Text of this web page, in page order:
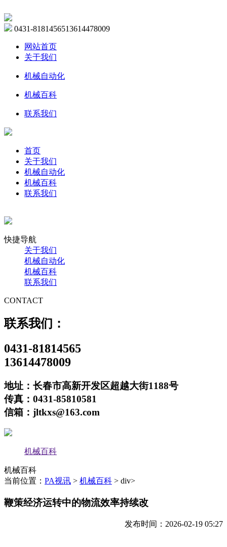
0431-8181456513614478009
网站首页
关于我们
机械自动化
机械百科
联系我们
首页
关于我们
机械自动化
机械百科
联系我们
快捷导航
关于我们
机械自动化
机械百科
联系我们
CONTACT
联系我们：
0431-81814565
13614478009
地址：长春市高新开发区超越大街1188号
传真：0431-85810581
信箱：jltkxs@163.com
机械百科
机械百科
当前位置： PA视讯 > 机械百科 > div>
鞭策经济运转中的物流效率持续改
发布时间：2026-02-19 05:27